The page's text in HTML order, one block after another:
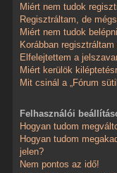
Miért nem tudok
Regisztráltam, de
Miért nem tudok
Korábban
Elfelejtettem a
Miért kerülök
Mit csinál a „Fórum
Felhasználói
Hogyan tudom
Hogyan tudom
jelen?
Nem pontos az idő!